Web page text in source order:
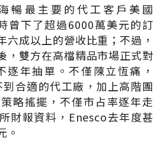
暢最主要的代工客戶美國
曾下了超過6000萬美元的訂
六成以上的營收比重；不過，
，雙方在高檔精品市場正式對
逐年抽單。不僅陳立恆痛，
合適的代工廠，加上高階團
略搖擺，不僅市占率逐年走
財報資料，Enesco去年度甚
。